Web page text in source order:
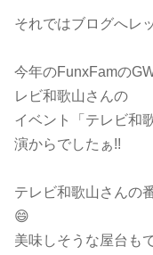
それではブログへレ
今年のFunxFamの
レビ和歌山さんの
イベント「テレビ和
演からでしたぁ!!
テレビ和歌山さんの
😄
美味しそうな屋台も